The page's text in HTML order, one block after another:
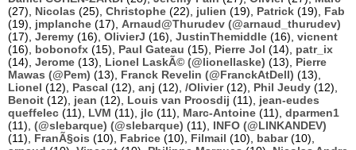
(27), Nicolas (25), Christophe (22), julien (19), Patrick (19), Fab
(19), jmplanche (17), Arnaud@Thurudev (@arnaud_thurudev)
(17), Jeremy (16), OlivierJ (16), JustinThemiddle (16), vicnent
(16), bobonofx (15), Paul Gateau (15), Pierre Jol (14), patr_ix
(14), Jerome (13), Lionel LaskÃ© (@lionellaske) (13), Pierre
Mawas (@Pem) (13), Franck Revelin (@FranckAtDell) (13),
Lionel (12), Pascal (12), anj (12), /Olivier(12), Phil Jeudy (12),
Benoit (12), jean (12), Louis van Proosdij (11), jean-eudes
queffelec (11), LVM (11), jlc (11), Marc-Antoine (11), dparmen1
(11), (@slebarque) (@slebarque) (11), INFO (@LINKANDEV)
(11), FranÃ§ois (10), Fabrice (10), Filmail (10), babar(10),